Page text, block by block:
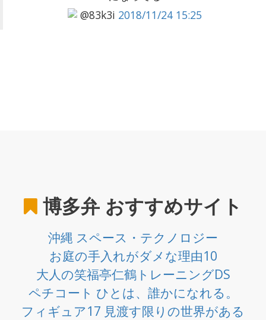
@83k3i 2018/11/24 15:25
博多弁 おすすめサイト
沖縄 スペース・テクノロジー
お庭の手入れがダメな理由10
大人の笑福亭仁鶴トレーニングDS
ペチコート ひとは、誰かになれる。
フィギュア17 見渡す限りの世界がある